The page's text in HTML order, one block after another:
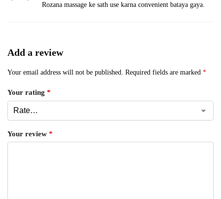
Rozana massage ke sath use karna convenient bataya gaya.
Add a review
Your email address will not be published. Required fields are marked *
Your rating *
Your review *